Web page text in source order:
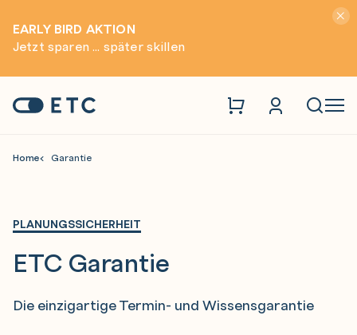
EARLY BIRD AKTION
Jetzt sparen ... später skillen
Startseite: ETC
Home Garantie
PLANUNGSSICHERHEIT
ETC Garantie
Die einzigartige Termin- und Wissensgarantie